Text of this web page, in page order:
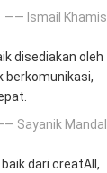
—— Ismail Khamis
disediakan oleh
berkomunikasi,
Sayanik Mandal
dari creatAll,